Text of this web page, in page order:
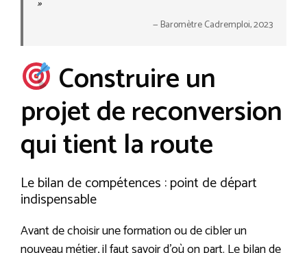
— Baromètre Cadremploi, 2023
Construire un
projet de reconversion
qui tient la route
Le bilan de compétences : point de départ
indispensable
Avant de choisir une formation ou de cibler un